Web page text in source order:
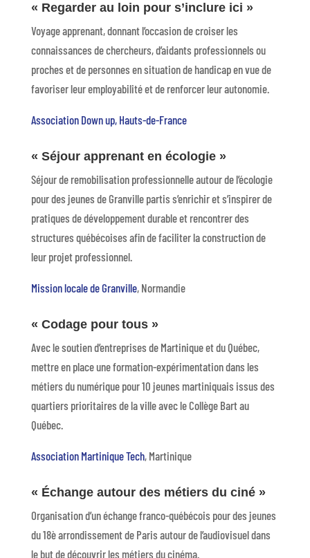
« Regarder au loin pour s’inclure ici »
Voyage apprenant, donnant l’occasion de croiser les
connaissances de chercheurs, d’aidants professionnels ou
proches et de personnes en situation de handicap en vue de
favoriser leur employabilité et de renforcer leur autonomie.
Association Down up, Hauts-de-France
« Séjour apprenant en écologie »
Séjour de remobilisation professionnelle autour de l’écologie
pour des jeunes de Granville partis s’enrichir et s’inspirer de
pratiques de développement durable et rencontrer des
structures québécoises afin de faciliter la construction de
leur projet professionnel.
Mission locale de Granville, Normandie
« Codage pour tous »
Avec le soutien d’entreprises de Martinique et du Québec,
mettre en place une formation-expérimentation dans les
métiers du numérique pour 10 jeunes martiniquais issus des
quartiers prioritaires de la ville avec le Collège Bart au
Québec.
Association Martinique Tech, Martinique
« Échange autour des métiers du ciné »
Organisation d’un échange franco-québécois pour des jeunes
du 18è arrondissement de Paris autour de l’audiovisuel dans
le but de découvrir les métiers du cinéma.